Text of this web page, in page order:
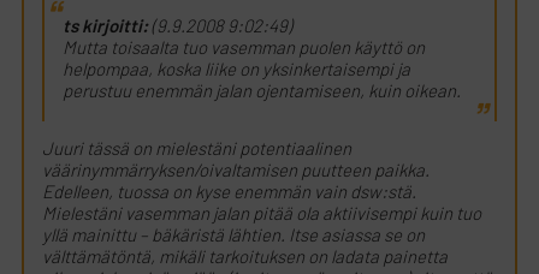
ts kirjoitti:(9.9.2008 9:02:49)
Mutta toisaalta tuo vasemman puolen käyttö on
helpompaa, koska liike on yksinkertaisempi ja
perustuu enemmän jalan ojentamiseen, kuin oikean.
Juuri tässä on mielestäni potentiaalinen
väärinymmärryksen/oivaltamisen puutteen paikka.
Edelleen, tuossa on kyse enemmän vain dsw:stä.
Mielestäni vasemman jalan pitää ola aktiivisempi kuin tuo
yllä mainittu – bäkäristä lähtien. Itse asiassa se on
välttämätöntä, mikäli tarkoituksen on ladata painetta